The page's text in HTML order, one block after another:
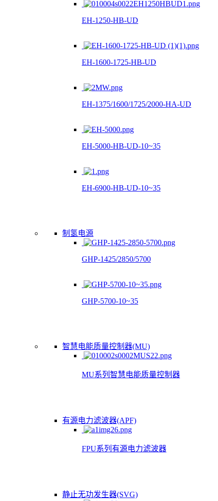
EH-1250-HB-UD
EH-1600-1725-HB-UD
EH-1375/1600/1725/2000-HA-UD
EH-5000-HB-UD-10~35
EH-6900-HB-UD-10~35
制氢电源
GHP-1425/2850/5700
GHP-5700-10~35
智慧电能质量控制器(MU)
MU系列智慧电能质量控制器
有源电力滤波器(APF)
FPU系列有源电力滤波器
静止无功发生器(SVG)